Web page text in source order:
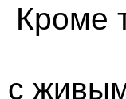
Кроме
с